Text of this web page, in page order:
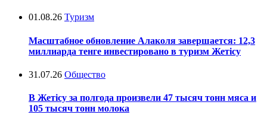
01.08.26 Туризм
Масштабное обновление Алаколя завершается: 12,3
миллиарда тенге инвестировано в туризм Жетісу
31.07.26 Общество
В Жетісу за полгода произвели 47 тысяч тонн мяса и
105 тысяч тонн молока